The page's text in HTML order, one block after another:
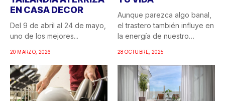
EN CASA DECOR
Del 9 de abril al 24 de mayo,
uno de los mejores...
20 MARZO, 2026
Aunque parezca algo banal,
el trastero también influye en
la energía de nuestro
28 OCTUBRE, 2025